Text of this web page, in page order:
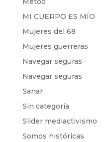
MI CUERPO ES MÍO
Mujeres del 68
Mujeres guerreras
Navegar seguras
Navegar seguras
Sanar
Sin categoría
Slider mediactivismo
Somos históricas